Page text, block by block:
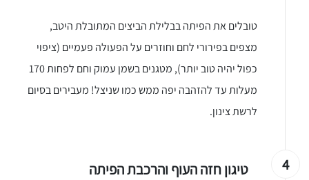
טובלים את הפיתה בבלילת הביצים המתובלת היטב,
מצפים בפירורי לחם וחוזרים על הפעולה פעמיים (ציפוי
כפול יהיה טוב יותר), מטגנים בשמן עמוק וחם לפחות 170
מעלות עד להזהבה יפה ממש כמו שניצל! מעבירים בסיום
לרשת צינון.
4 טיגון חזה העוף והרכבת הפיתה